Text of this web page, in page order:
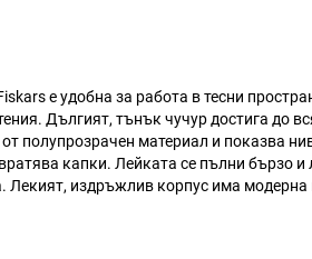
е удобна за работа в тесни
Дългият, тънък чучур достига до
полупрозрачен материал и показва
капки. Лейката се пълни бързо и
Лекият, издръжлив корпус има